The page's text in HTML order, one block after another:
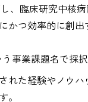
、臨床研究中核
かつ効率的に創
事業課題名で採択
れた経験やノウ
。